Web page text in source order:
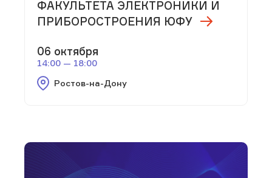
ФАКУЛЬТЕТА ЭЛЕКТРОНИКИ И
ПРИБОРОСТРОЕНИЯ ЮФУ
06 октября
14:00 — 18:00
Ростов-на-Дону